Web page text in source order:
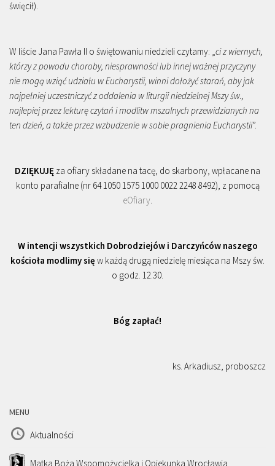
święcił).
W liście Jana Pawła II o świętowaniu niedzieli czytamy: „ ci z wiernych,
którzy z powodu choroby, niesprawności lub innej ważnej przyczyny
nie mogą wziąć udziału w Eucharystii, winni dołożyć starań, aby jak
najpełniej uczestniczyć z oddalenia w liturgii niedzielnej Mszy św.,
najlepiej przez lekturę czytań i modlitw mszalnych przewidzianych na
ten dzień, a także przez wzbudzenie w sobie pragnienia Eucharystii”.
DZIĘKUJĘ za ofiary składane na tacę, do skarbony, wpłacane na
konto parafialne (nr 64 1050 1575 1000 0022 2248 8492), z pomocą
eOfiary
W intencji wszystkich Dobrodziejów i Darczyńców naszego
kościoła modlimy się w każdą drugą niedzielę miesiąca na Mszy św.
o godz. 12.30.
Bóg zapłać!
ks. Arkadiusz, proboszcz
MENU
Aktualności
Matka Boża Wspomożycielka i Opiekunka Wrocławia